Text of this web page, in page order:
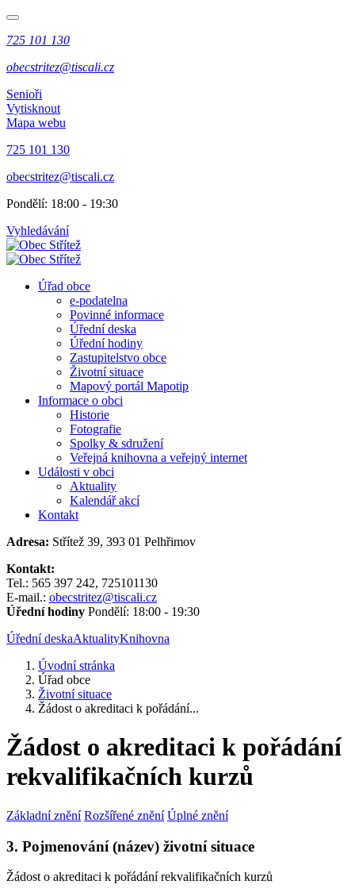
725 101 130
obecstritez@tiscali.cz
Senioři
Vytisknout
Mapa webu
725 101 130
obecstritez@tiscali.cz
Pondělí: 18:00 - 19:30
Vyhledávání
Úřad obce
e-podatelna
Povinné informace
Úřední deska
Úřední hodiny
Zastupitelstvo obce
Životní situace
Mapový portál Mapotip
Informace o obci
Historie
Fotografie
Spolky & sdružení
Veřejná knihovna a veřejný internet
Události v obci
Aktuality
Kalendář akcí
Kontakt
Adresa: Střítež 39, 393 01 Pelhřimov
Kontakt:
Tel.: 565 397 242, 725101130
E-mail.: obecstritez@tiscali.cz
Úřední hodiny Pondělí: 18:00 - 19:30
Úřední deskaAktualityKnihovna
Úvodní stránka
Úřad obce
Životní situace
Žádost o akreditaci k pořádání...
Žádost o akreditaci k pořádání
rekvalifikačních kurzů
Základní znění Rozšířené znění Úplné znění
3. Pojmenování (název) životní situace
Žádost o akreditaci k pořádání rekvalifikačních kurzů